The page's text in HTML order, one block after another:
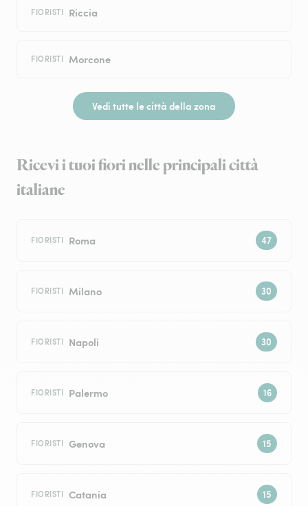
FIORISTI Riccia
FIORISTI Morcone
Vedi tutte le città della zona
Ricevi i tuoi fiori nelle principali città
italiane
FIORISTI Roma
FIORISTI Milano
FIORISTI Napoli
FIORISTI Palermo
FIORISTI Genova
FIORISTI Catania